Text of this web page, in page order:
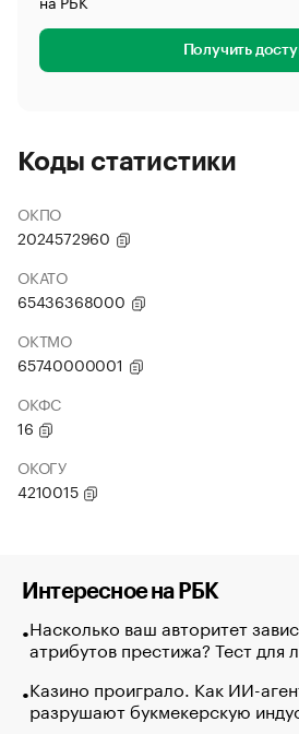
Получить
Коды статистики
ОКПО
2024572960
ОКАТО
65436368000
ОКТМО
65740000001
ОКФС
16
ОКОГУ
4210015
Интересное на РБК
Насколько ваш авторитет
атрибутов престижа? Тест для
Казино проиграло. Как ИИ-
разрушают букмекерскую